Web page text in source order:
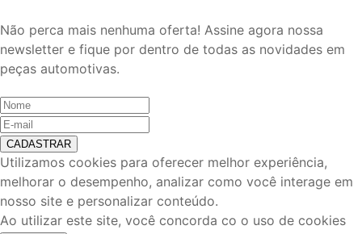
Não perca mais nenhuma oferta! Assine agora nossa
newsletter e fique por dentro de todas as novidades em
peças automotivas.
CADASTRAR
Utilizamos cookies para oferecer melhor experiência,
melhorar o desempenho, analizar como você interage em
nosso site e personalizar conteúdo.
Ao utilizar este site, você concorda co o uso de cookies